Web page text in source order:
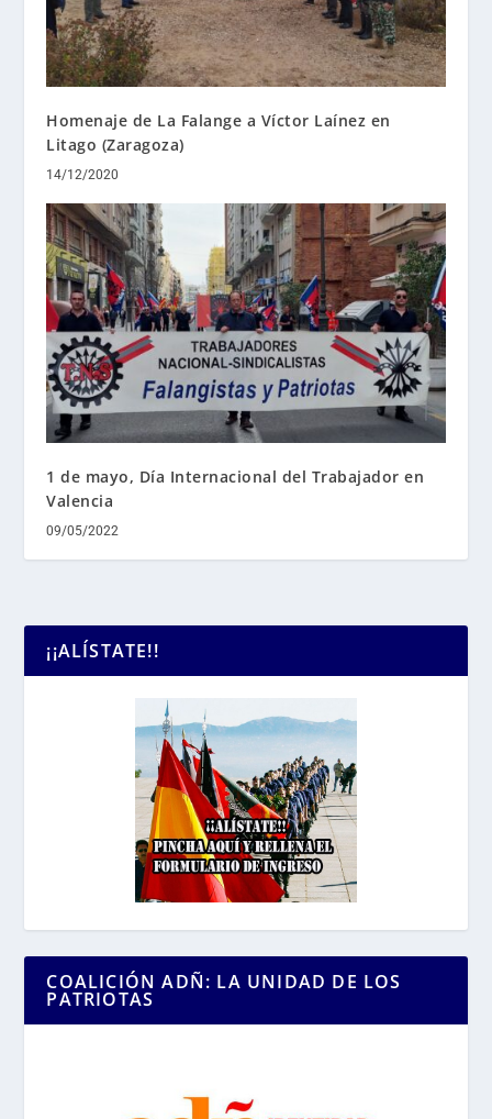
Homenaje de La Falange a Víctor Laínez en
Litago (Zaragoza)
14/12/2020
1 de mayo, Día Internacional del Trabajador en
Valencia
09/05/2022
¡¡ALÍSTATE!!
COALICIÓN ADÑ: LA UNIDAD DE LOS
PATRIOTAS